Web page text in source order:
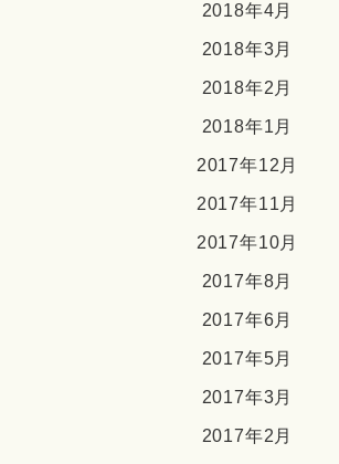
2018年4月
2018年3月
2018年2月
2018年1月
2017年12月
2017年11月
2017年10月
2017年8月
2017年6月
2017年5月
2017年3月
2017年2月